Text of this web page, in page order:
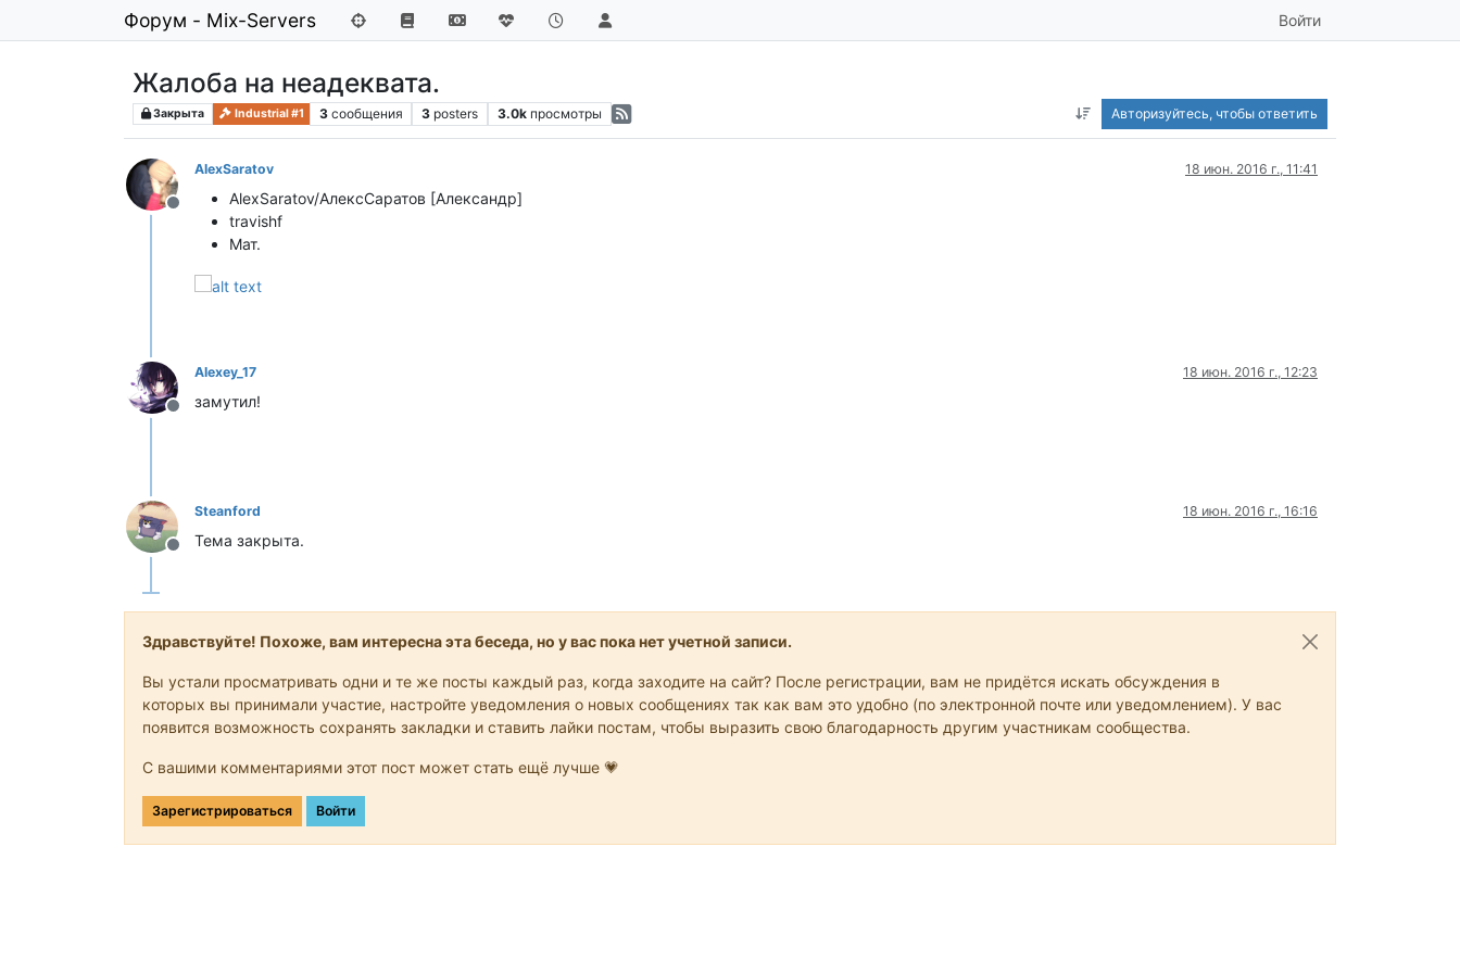
Форум - Mix-Servers Войти
Жалоба на неадеквата.
Закрыта Industrial #1 3 сообщения 3 posters 3.0k просмотры Авторизуйтесь, чтобы ответить
Не в сети
AlexSaratov 18 июн. 2016 г., 11:41
AlexSaratov/АлексСаратов [Александр]
travishf
Мат.
Не в сети
Alexey_17 18 июн. 2016 г., 12:23
замутил!
Не в сети
Steanford 18 июн. 2016 г., 16:16
Тема закрыта.
Здравствуйте! Похоже, вам интересна эта беседа, но у вас пока нет учетной записи.
Вы устали просматривать одни и те же посты каждый раз, когда заходите на сайт? После регистрации, вам не придётся искать обсуждения в
которых вы принимали участие, настройте уведомления о новых сообщениях так как вам это удобно (по электронной почте или уведомлением). У вас
появится возможность сохранять закладки и ставить лайки постам, чтобы выразить свою благодарность другим участникам сообщества.
С вашими комментариями этот пост может стать ещё лучше 💗
Зарегистрироваться Войти